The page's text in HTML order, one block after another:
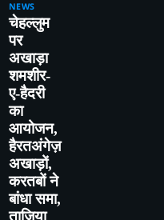
NEWS
चेहल्लुम
पर
अखाड़ा
शमशीर-
ए-हैदरी
का
आयोजन,
हैरतअंगेज़
अखाड़ों,
करतबों ने
बांधा समा,